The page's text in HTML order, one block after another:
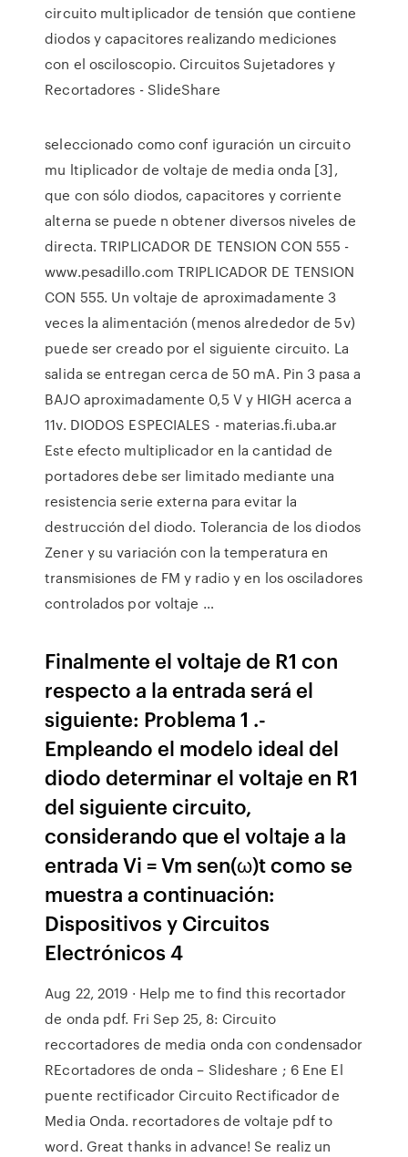
circuito multiplicador de tensión que contiene
diodos y capacitores realizando mediciones
con el osciloscopio. Circuitos Sujetadores y
Recortadores - SlideShare
seleccionado como conf iguración un circuito
mu ltiplicador de voltaje de media onda [3],
que con sólo diodos, capacitores y corriente
alterna se puede n obtener diversos niveles de
directa. TRIPLICADOR DE TENSION CON 555 -
www.pesadillo.com TRIPLICADOR DE TENSION
CON 555. Un voltaje de aproximadamente 3
veces la alimentación (menos alrededor de 5v)
puede ser creado por el siguiente circuito. La
salida se entregan cerca de 50 mA. Pin 3 pasa a
BAJO aproximadamente 0,5 V y HIGH acerca a
11v. DIODOS ESPECIALES - materias.fi.uba.ar
Este efecto multiplicador en la cantidad de
portadores debe ser limitado mediante una
resistencia serie externa para evitar la
destrucción del diodo. Tolerancia de los diodos
Zener y su variación con la temperatura en
transmisiones de FM y radio y en los osciladores
controlados por voltaje …
Finalmente el voltaje de R1 con
respecto a la entrada será el
siguiente: Problema 1 .-
Empleando el modelo ideal del
diodo determinar el voltaje en R1
del siguiente circuito,
considerando que el voltaje a la
entrada Vi = Vm sen(ω)t como se
muestra a continuación:
Dispositivos y Circuitos
Electrónicos 4
Aug 22, 2019 · Help me to find this recortador
de onda pdf. Fri Sep 25, 8: Circuito
reccortadores de media onda con condensador
REcortadores de onda – Slideshare ; 6 Ene El
puente rectificador Circuito Rectificador de
Media Onda. recortadores de voltaje pdf to
word. Great thanks in advance! Se realiz un